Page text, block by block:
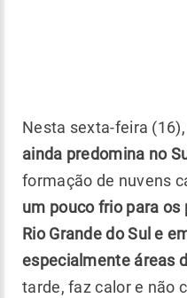
Nesta sexta-feira
ainda predomina no
formação de nuvens
um pouco frio para
Rio Grande do Sul e
especialmente áreas
tarde, faz calor e não